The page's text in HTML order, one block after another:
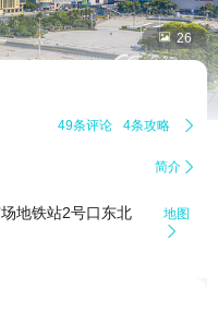
 26
49条评论 4条攻略 
简介 
地铁站2号口东北
地图
